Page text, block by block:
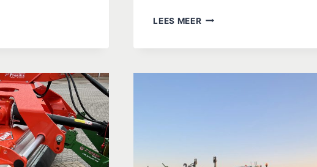
LEES MEERSNEEUW